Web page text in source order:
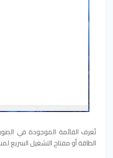
تُعرف القائمة الموجودة في
الطاقة أو مفتاح التشغيل السريع